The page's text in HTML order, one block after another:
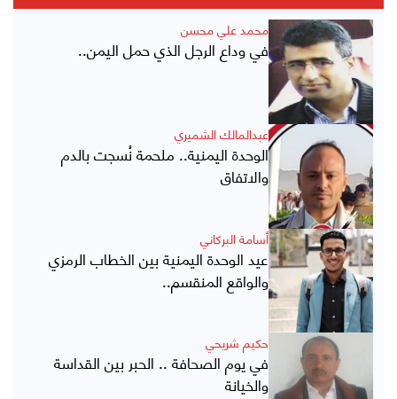
محمد علي محسن
في وداع الرجل الذي حمل اليمن..
عبدالمالك الشميري
الوحدة اليمنية.. ملحمة نُسجت بالدم
والاتفاق
أسامة البركاني
عيد الوحدة اليمنية بين الخطاب الرمزي
والواقع المنقسم..
حكيم شريحي
في يوم الصحافة .. الحبر بين القداسة
والخيانة